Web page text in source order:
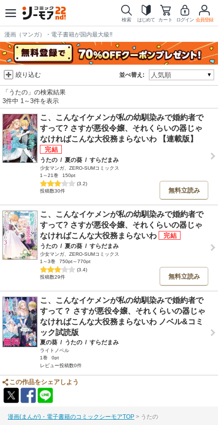
検索 はじめて カート ログイン 会員登録
漫画（マンガ）・電子書籍が国内最大級!!
並べ替え:
絞り込む
「うたの」の検索結果
3件中 1～3件を表示
こ、こんなイケメンが私の幼馴染みで婚約者で
すって? さすが悪役令嬢、それくらいの器じゃ
なければこんな大役務まらないわ 【連載版】
うたの / 夏の葵 / すらだまみ
少女マンガ、ZERO-SUMコミックス
1～21巻
150pt
(3.2)
投稿数30件
無料立読み
こ、こんなイケメンが私の幼馴染みで婚約者で
すって? さすが悪役令嬢、それくらいの器じゃ
なければこんな大役務まらないわ
うたの / 夏の葵 / すらだまみ
少女マンガ、ZERO-SUMコミックス
1～3巻
750pt～770pt
(3.4)
投稿数29件
無料立読み
こ、こんなイケメンが私の幼馴染みで婚約者で
すって？ さすが悪役令嬢、それくらいの器じゃ
なければこんな大役務まらないわ ノベル&コミ
ック試読版
夏の葵 / うたの / すらだまみ
ライトノベル
1巻
0pt
レビュー投稿数0件
この作品をシェアしよう
漫画(まんが)・電子書籍のコミックシーモアTOP うたの